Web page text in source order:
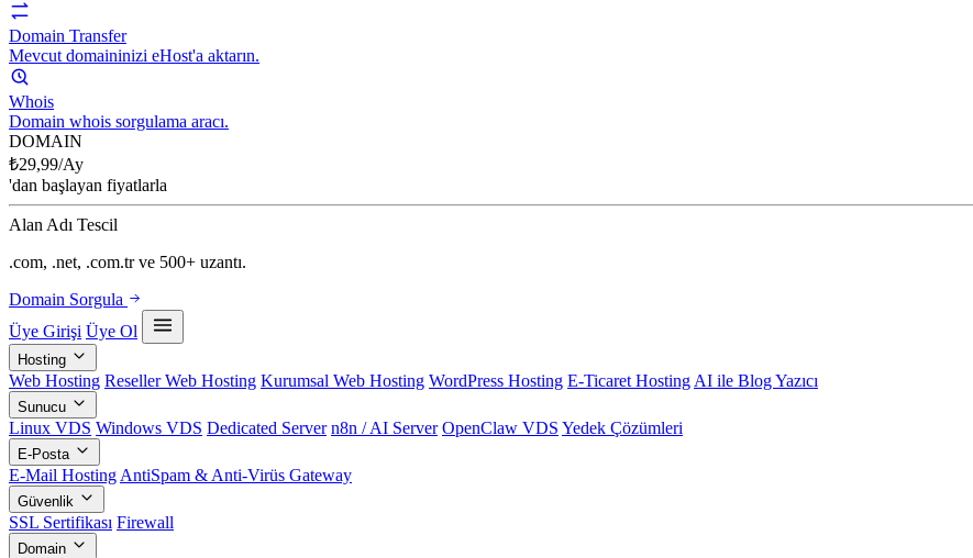
Domain Transfer
Mevcut domaininizi eHost'a aktarın.
Whois
Domain whois sorgulama aracı.
DOMAIN
₺29,99/Ay
'dan başlayan fiyatlarla
Alan Adı Tescil
.com, .net, .com.tr ve 500+ uzantı.
Domain Sorgula
Üye Girişi Üye Ol
Hosting
Web Hosting Reseller Web Hosting Kurumsal Web Hosting WordPress Hosting E-Ticaret Hosting AI ile Blog Yazıcı
Sunucu
Linux VDS Windows VDS Dedicated Server n8n / AI Server OpenClaw VDS Yedek Çözümleri
E-Posta
E-Mail Hosting AntiSpam & Anti-Virüs Gateway
Güvenlik
SSL Sertifikası Firewall
Domain